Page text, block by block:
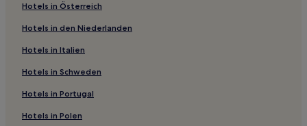
3-Sterne-Hotels in Tōya
3-Sterne-Hotels in Toyako
3-Sterne-Hotels in Strand Zenibako
4-Sterne-Hotels in Otaru
5-Sterne-Hotels in Kutchan
Jozankeionsenhigashi: Hotels
Hotels in Österreich
Hotels in den Niederlanden
Hotels in Italien
Hotels in Schweden
Hotels in Portugal
Hotels in Polen